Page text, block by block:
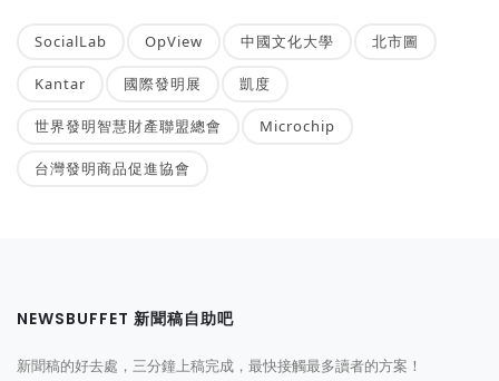
SocialLab OpView 中國文化大學 北市圖
Kantar 國際發明展 凱度
世界發明智慧財產聯盟總會 Microchip
台灣發明商品促進協會
NEWSBUFFET 新聞稿自助吧
新聞稿的好去處，三分鐘上稿完成，最快接觸最多讀者的方案！